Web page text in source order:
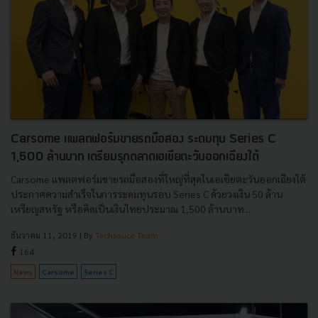
Carsome แพลตฟอร์มขายรถมือสอง ระดมทุน Series C
1,500 ล้านบาท เตรียมรุกตลาดเอเชียตะวันออกเฉียงใต้
Carsome แพลตฟอร์มขายรถมือสองที่ใหญ่ที่สุดในเอเชียตะวันออกเฉียงใต้
ประกาศความสำเร็จในการระดมทุนรอบ Series C ด้วยวงเงิน 50 ล้าน
เหรียญสหรัฐ หรือคิดเป็นเงินไทยประมาณ 1,500 ล้านบาท...
ธันวาคม 11, 2019 | By Techsauce Team
164
News Carsome Series C